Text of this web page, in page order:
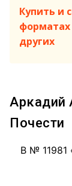
Купить и
форматах
других
Аркадий
Почести
В № 11981